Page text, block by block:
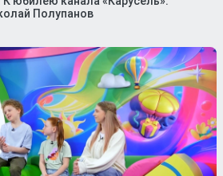
Полупанов